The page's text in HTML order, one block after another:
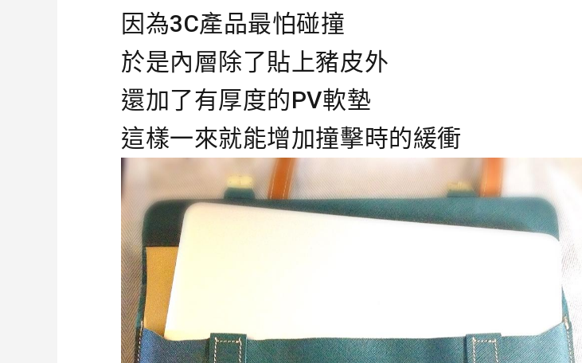
因為3C產品最怕碰撞
於是內層除了貼上豬皮外
還加了有厚度的PV軟墊
這樣一來就能增加撞擊時的緩衝